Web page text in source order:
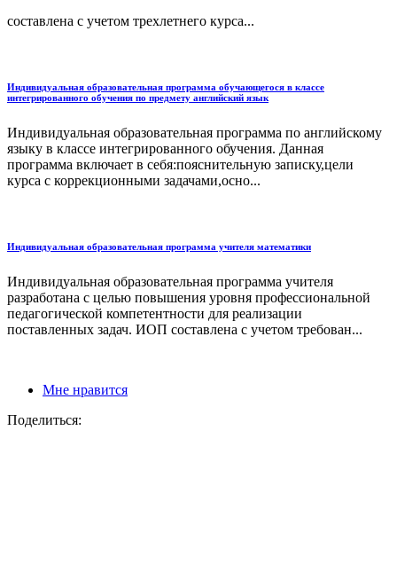
составлена с учетом трехлетнего курса...
Индивидуальная образовательная программа обучающегося в классе
интегрированного обучения по предмету английский язык
Индивидуальная образовательная программа по английскому
языку в классе интегрированного обучения. Данная
программа включает в себя:пояснительную записку,цели
курса с коррекционными задачами,осно...
Индивидуальная образовательная программа учителя математики
Индивидуальная образовательная программа учителя
разработана с целью повышения уровня профессиональной
педагогической компетентности для реализации
поставленных задач. ИОП составлена с учетом требован...
Мне нравится
Поделиться: